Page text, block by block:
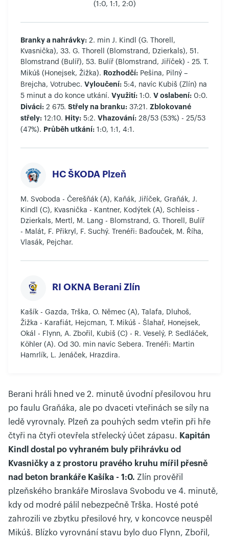
(1:0, 1:1, 2:0)
Branky a nahrávky: 2. min J. Kindl (G. Thorell,
Kvasnička), 33. G. Thorell (Blomstrand, Dzierkals), 51.
Blomstrand (Bulíř), 53. Bulíř (Blomstrand, Jiříček) - 25. T.
Mikúš (Honejsek, Žižka). Rozhodčí: Pešina, Pilný –
Brejcha, Votrubec. Vyloučení: 5:4, navíc Kubiš (Zlín) na
5 minut a do konce utkání. Využití: 1:0. V oslabení: 0:0.
Diváci: 2 675. Střely na branku: 37:21. Zblokované
střely: 12:10. Hity: 5:2. Vhazování: 28/53 (53%) - 25/53
(47%). Průběh utkání: 1:0, 1:1, 4:1.
HC ŠKODA Plzeň
M. Svoboda - Čerešňák (A), Kaňák, Jiříček, Graňák, J.
Kindl (C), Kvasnička - Kantner, Kodýtek (A), Schleiss -
Dzierkals, Mertl, M. Lang - Blomstrand, G. Thorell, Bulíř
- Malát, F. Přikryl, F. Suchý. Trenéři: Baďouček, M. Říha,
Vlasák, Pejchar.
RI OKNA Berani Zlín
Kašík - Gazda, Trška, O. Němec (A), Talafa, Dluhoš,
Žižka - Karafiát, Hejcman, T. Mikúš - Šlahař, Honejsek,
Okál - Flynn, A. Zbořil, Kubiš (C) - R. Veselý, P. Sedláček,
Köhler (A). Od 30. min navíc Sebera. Trenéři: Martin
Hamrlík, L. Jenáček, Hrazdira.
Berani hráli hned ve 2. minutě úvodní přesilovou hru
po faulu Graňáka, ale po dvaceti vteřinách se síly na
ledě vyrovnaly. Plzeň za pouhých sedm vteřin při hře
čtyři na čtyři otevřela střelecký účet zápasu. Kapitán
Kindl dostal po vyhraném buly přihrávku od
Kvasničky a z prostoru pravého kruhu mířil přesně
nad beton brankáře Kašíka - 1:0. Zlín prověřil
plzeňského brankáře Miroslava Svobodu ve 4. minutě,
kdy od modré pálil nebezpečně Trška. Hosté poté
zahrozili ve zbytku přesilové hry, v koncovce neuspěl
Mikúš. Blízko vyrovnání stavu bylo duo Flynn, Zbořil,